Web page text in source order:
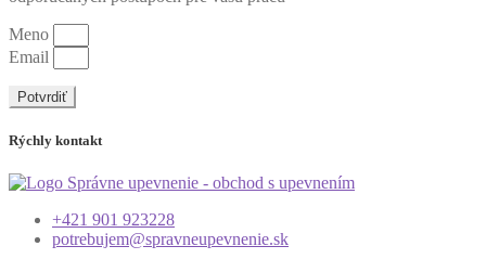
Meno
Email
Potvrdiť
Rýchly kontakt
+421 901 923228
potrebujem@spravneupevnenie.sk